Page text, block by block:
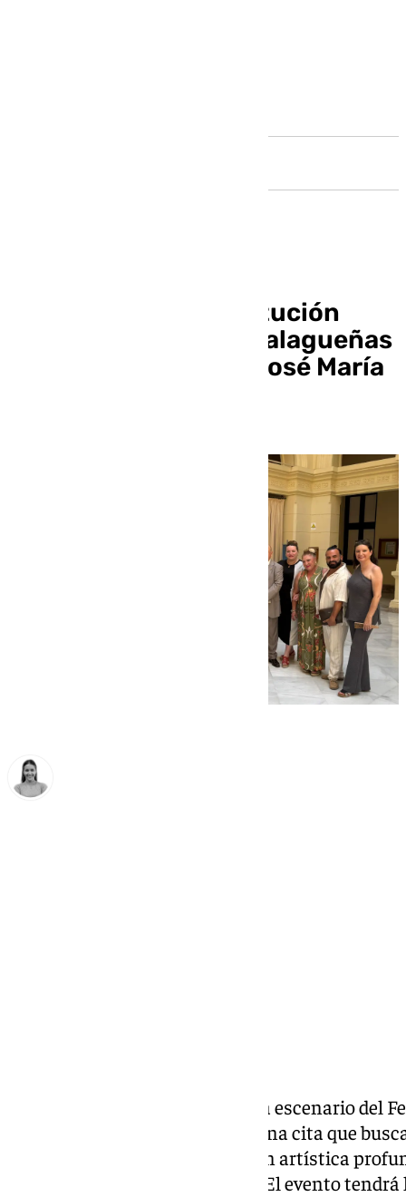
La Plaza de la Constitución
acogerá el Festival Malagueñas
de Fiesta ‘Memorial José María
La Plaza de la Constitución será escenario del
‘Memorial José María Alonso’, una cita que
baile de la malagueña, expresión artística
. El evento